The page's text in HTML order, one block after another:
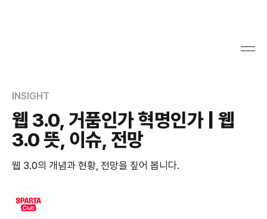
INSIGHT
웹 3.0, 거품인가 혁명인가 | 웹
3.0 뜻, 이슈, 전망
웹 3.0의 개념과 현황, 전망을 짚어 봅니다.